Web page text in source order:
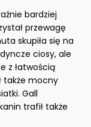
bardziej
przewagę
skupiła się na
ciosy, ale
z łatwością
także mocny
Gall
trafił także